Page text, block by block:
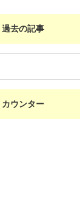
過去の記事
カウンター